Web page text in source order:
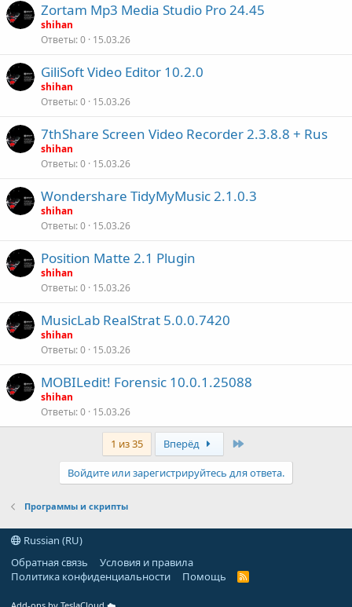
Zortam Mp3 Media Studio Pro 24.45
shihan
Ответы 0 15.03.26
GiliSoft Video Editor 10.2.0
shihan
Ответы 0 15.03.26
7thShare Screen Video Recorder 2.3.8.8 + Rus
shihan
Ответы 0 15.03.26
Wondershare TidyMyMusic 2.1.0.3
shihan
Ответы 0 15.03.26
Position Matte 2.1 Plugin
shihan
Ответы 0 15.03.26
MusicLab RealStrat 5.0.0.7420
shihan
Ответы 0 15.03.26
MOBILedit! Forensic 10.0.1.25088
shihan
Ответы 0 15.03.26
1 из 35 Вперёд
Войдите или зарегистрируйтесь для ответа.
Программы и скрипты
Russian (RU)
Обратная связь
Условия и правила
Политика конфиденциальности
Помощь
R